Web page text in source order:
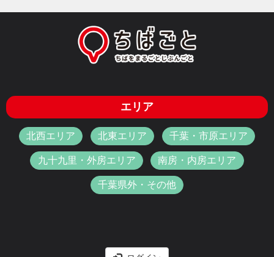
エリア
北西エリア 北東エリア 千葉・市原エリア
九十九里・外房エリア 南房・内房エリア
千葉県外・その他